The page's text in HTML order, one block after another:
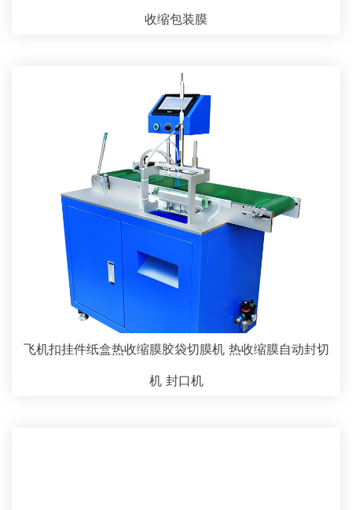
收缩包装膜
飞机扣挂件纸盒热收缩膜胶袋切膜机 热收缩膜自动封切
机 封口机